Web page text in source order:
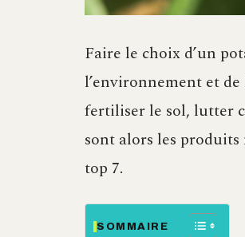
Faire le choix d’un
l’environnement et
fertiliser le sol, lutter
sont alors les
top 7.
SOMMAIRE